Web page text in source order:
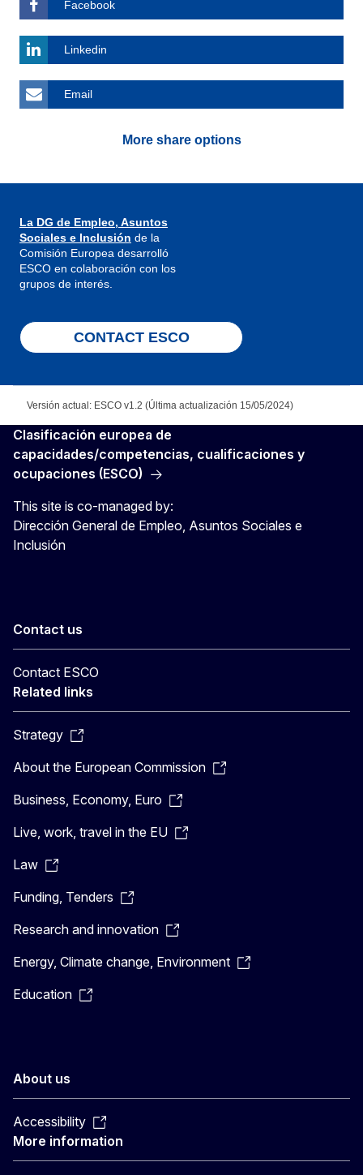
Facebook
Linkedin
Email
More share options
La DG de Empleo, Asuntos
Sociales e Inclusión de la
Comisión Europea desarrolló
ESCO en colaboración con los
grupos de interés.
CONTACT ESCO
Versión actual: ESCO v1.2 (Última actualización 15/05/2024)
Clasificación europea de
capacidades/competencias, cualificaciones y
ocupaciones (ESCO)
This site is co-managed by:
Dirección General de Empleo, Asuntos Sociales e
Inclusión
Contact us
Contact ESCO
Related links
Strategy
About the European Commission
Business, Economy, Euro
Live, work, travel in the EU
Law
Funding, Tenders
Research and innovation
Energy, Climate change, Environment
Education
About us
Accessibility
More information